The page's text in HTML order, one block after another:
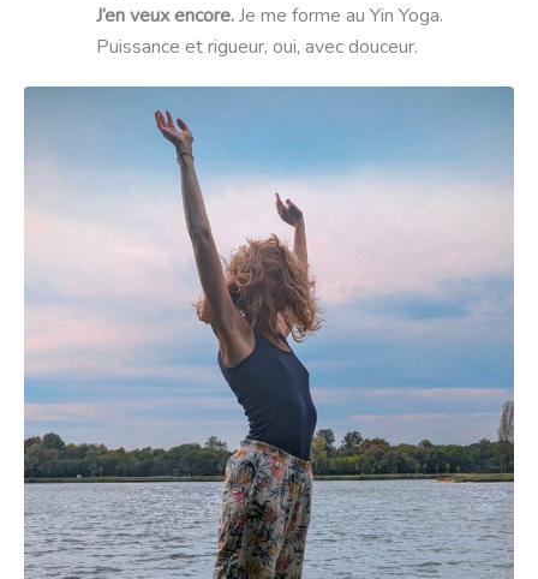
J’en veux encore.Je me forme au Yin Yoga.
Puissance et rigueur, oui, avec douceur.